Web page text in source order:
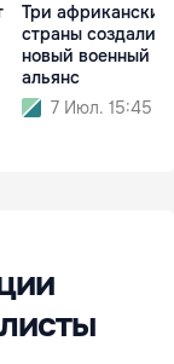
Три африканские
страны создали
новый военный
альянс
7 Июл. 15:45